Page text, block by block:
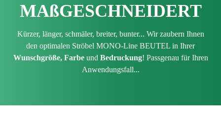
MAß­GESCHNEIDERT
Kürzer, länger, schmäler, breiter, bunter... Wir zaubern Ihnen
den optimalen Ströbel MONO-Line BEUTEL in Ihrer
Wunschgröße, Farbe und Bedruckung! Passgenau für Ihren
Anwendungsfall...